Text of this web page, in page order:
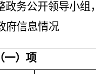
政务公开领导小
府信息情况
一）项